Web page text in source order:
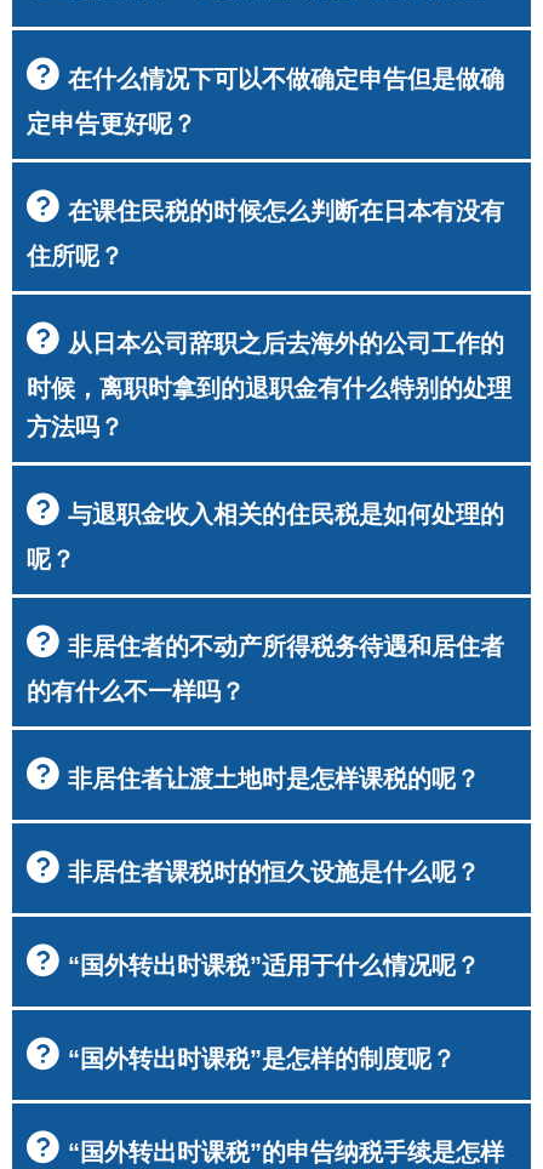
在什么情况下可以不做确定申告但是做确
定申告更好呢？
在课住民税的时候怎么判断在日本有没有
住所呢？
从日本公司辞职之后去海外的公司工作的
时候，离职时拿到的退职金有什么特别的处理
方法吗？
与退职金收入相关的住民税是如何处理的
呢？
非居住者的不动产所得税务待遇和居住者
的有什么不一样吗？
非居住者让渡土地时是怎样课税的呢？
非居住者课税时的恒久设施是什么呢？
“国外转出时课税”适用于什么情况呢？
“国外转出时课税”是怎样的制度呢？
“国外转出时课税”的申告纳税手续是怎样